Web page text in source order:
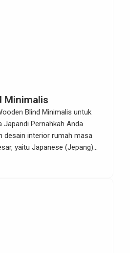
Minimalis
Blind Minimalis untuk
Japandi Pernahkah Anda
desain interior rumah masa
yaitu Japanese (Jepang)
kini melebur
yang sangat digemari
Gaya ini mengedepankan
palet warna netral yang